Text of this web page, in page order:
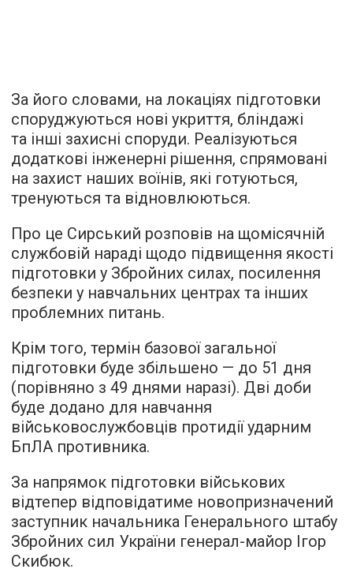
За його словами, на локаціях підготовки
споруджуються нові укриття, бліндажі
та інші захисні споруди. Реалізуються
додаткові інженерні рішення, спрямовані
на захист наших воїнів, які готуються,
тренуються та відновлюються.
Про це Сирський розповів на щомісячній
службовій нараді щодо підвищення якості
підготовки у Збройних силах, посилення
безпеки у навчальних центрах та інших
проблемних питань.
Крім того, термін базової загальної
підготовки буде збільшено — до 51 дня
(порівняно з 49 днями наразі). Дві доби
буде додано для навчання
військовослужбовців протидії ударним
БпЛА противника.
За напрямок підготовки військових
відтепер відповідатиме новопризначений
заступник начальника Генерального штабу
Збройних сил України генерал-майор Ігор
Скибюк.